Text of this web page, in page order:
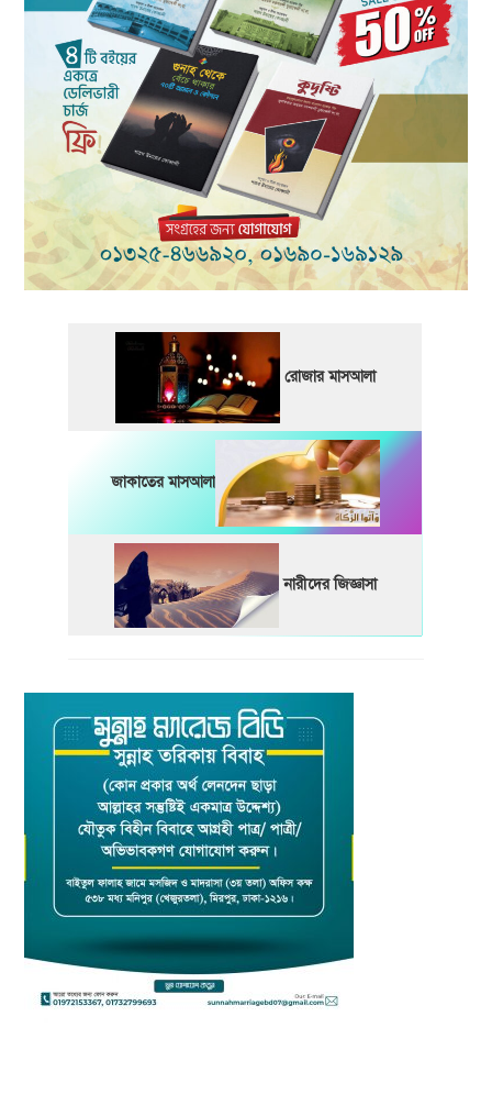
রোজার মাসআলা
জাকাতের মাসআলা
নারীদের জিজ্ঞাসা